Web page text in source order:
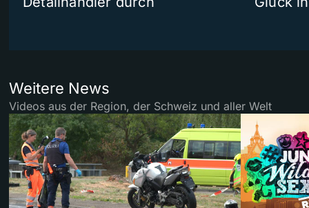
Weitere News
Videos aus der Region, der Schweiz und aller Welt